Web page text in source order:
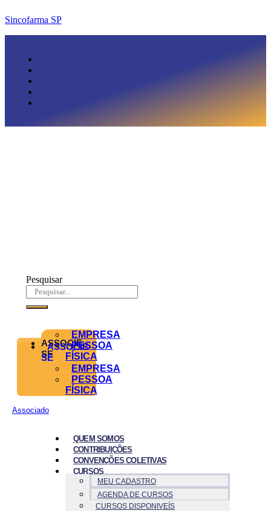
Sincofarma SP
Pesquisar
ASSOCIE-
SE
EMPRESA
PESSOA
FÍSICA
ASSOCIE-
SE
EMPRESA
PESSOA
FÍSICA
Associado
QUEM SOMOS
CONTRIBUIÇÕES
CONVENÇÕES COLETIVAS
CURSOS
MEU CADASTRO
AGENDA DE CURSOS
CURSOS DISPONIVEÍS